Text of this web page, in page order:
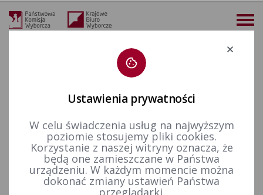
Deklaracja dostępności
więcej
Prawo wyborcze Uchwały PKW 2024 r. Uchwała nr 184/2024 PKW z dnia 27 marca 2024 r. w sprawie przyjęcia zawiadomienia o utworzeniu komitetu wyborczego pod nazwą KOMITET WYBORCZY KONGRES NOWEJ PRAWICY i o zamiarze samodzielnego zgłaszania kandydatów na posłów do Parlamentu Europejskiego w wyborach zarządzonych na dzień 9 czerwca 2024 r.
Uchwała nr 184/2024 PKW z
Ustawienia prywatności
W celu świadczenia usług na najwyższym
poziomie stosujemy pliki cookies.
Korzystanie z naszej witryny oznacza, że
będą one zamieszczane w Państwa
urządzeniu. W każdym momencie można
dokonać zmiany ustawień Państwa
przeglądarki.